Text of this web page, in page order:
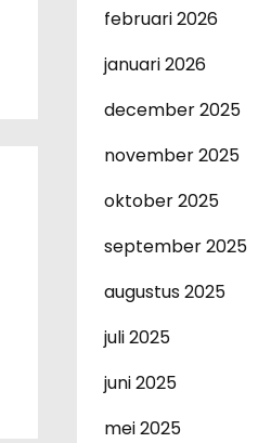
februari 2026
januari 2026
december 2025
november 2025
oktober 2025
september 2025
augustus 2025
juli 2025
juni 2025
mei 2025